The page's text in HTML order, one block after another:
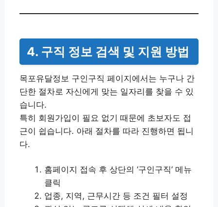
4. 구직 정보 검색 및 지원 방법
목포유달정보 구인구직 페이지에서는 누구나 간
단한 절차로 자신에게 맞는 일자리를 찾을 수 있
습니다.
특히 회원가입이 필요 없기 때문에 초보자도 접
근이 쉽습니다. 아래 절차를 따라 진행하면 됩니
다.
홈페이지 접속 후 상단의 ‘구인구직’ 메뉴
클릭
업종, 지역, 근무시간 등 조건 필터 설정